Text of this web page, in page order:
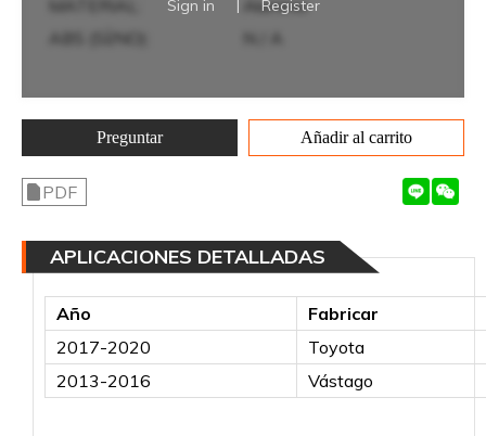
MATERIAL:
Aluminio
ABS (SÍ/NO):
Sign in | Register
Preguntar Añadir al carrito
PDF
APLICACIONES DETALLADAS
Año
Fabricar
2017-2020
Toyota
2013-2016
Vástago